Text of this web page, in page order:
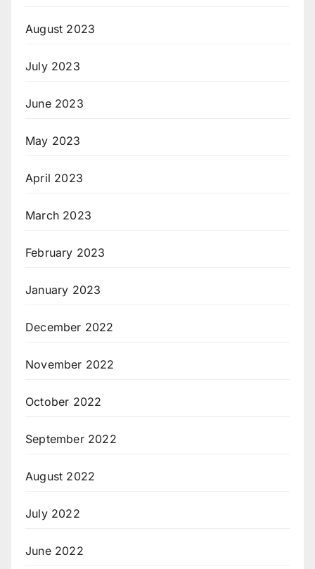
August 2023
July 2023
June 2023
May 2023
April 2023
March 2023
February 2023
January 2023
December 2022
November 2022
October 2022
September 2022
August 2022
July 2022
June 2022